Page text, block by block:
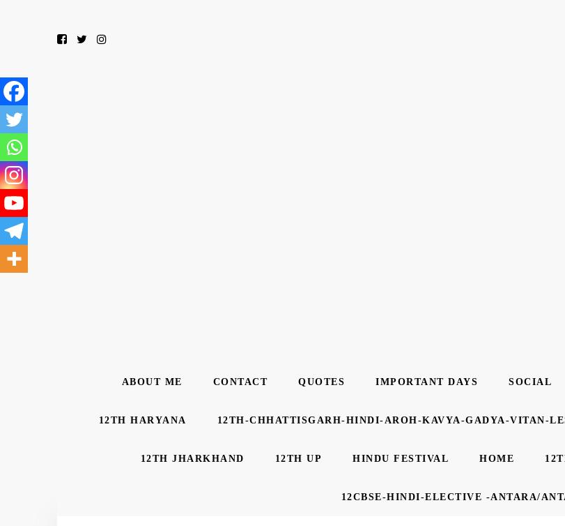
ABOUT ME CONTACT QUOTES IMPORTANT DAYS SOCIAL
12TH HARYANA 12TH-CHHATTISGARH-HINDI-AROH-KAVYA-GADYA-VITAN-
12TH JHARKHAND 12TH UP HINDU FESTIVAL HOME
12CBSE-HINDI-ELECTIVE -ANTARA/